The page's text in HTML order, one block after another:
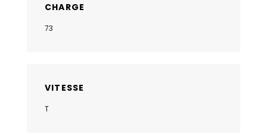
CHARGE
73
VITESSE
T